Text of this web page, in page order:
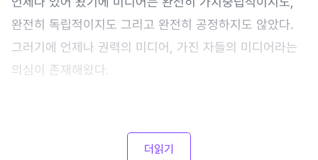
완전히 독립적이지도 그리고 완전히 공정하지도 않았다.
그러기에 언제나 권력의 미디어, 가진 자들의 미디어라는
의심이 존재해왔다.
더읽기